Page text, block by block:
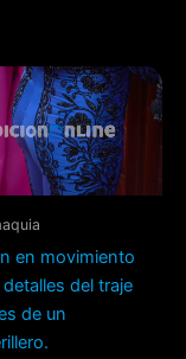
en movimiento
del traje
de un